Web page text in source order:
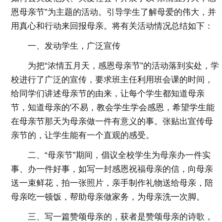
恩母亲节”为主题的活动。引导学生了解母爱的伟大，并
用真心和行动来回报母亲。将有关活动情况总结如下：
一、发动学生，广泛宣传
为把“浓情五月天，感恩母亲节”的活动落到实处，学
校进行了广泛的宣传，要求班主任利用班会课的时间，
给同学们讲述母亲节的由来，让每个学生都知道母亲
节，知道母亲的'不易，教会学生学会感恩，希望学生能
在母亲节那天为母亲做一件有意义的事。张贴出宣传母
亲节的，让学生能有一个直观的感受。
二、“母亲节”期间，倡议全校学生为母亲办一件实
事、办一件好事，如写一封感恩祝福母亲的信，向母亲
送一束鲜花，拍一张照片，亲手制作礼物送给母亲，陪
母亲吃一顿饭，帮助母亲做家务，为母亲洗一次脚。
三、写一篇赞颂母亲的，获者是赞颂母亲的诗歌，